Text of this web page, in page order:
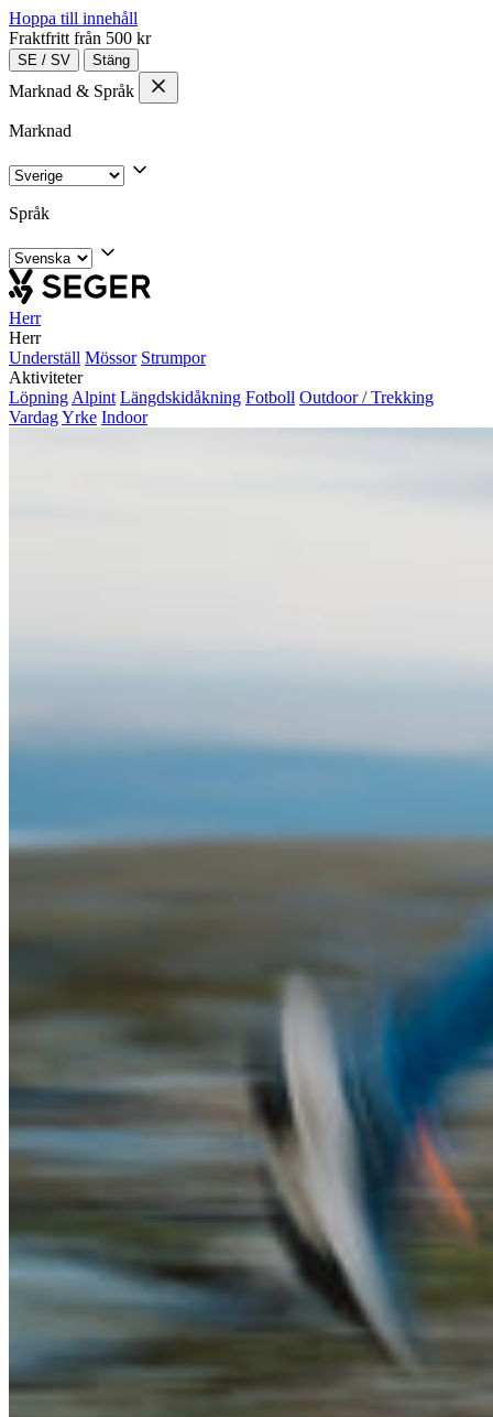
Hoppa till innehåll
Fraktfritt från 500 kr
SE / SV Stäng
Marknad & Språk
Marknad
Språk
Herr
Herr
Underställ Mössor Strumpor
Aktiviteter
Löpning Alpint Längdskidåkning Fotboll Outdoor / Trekking
VardagYrke Indoor